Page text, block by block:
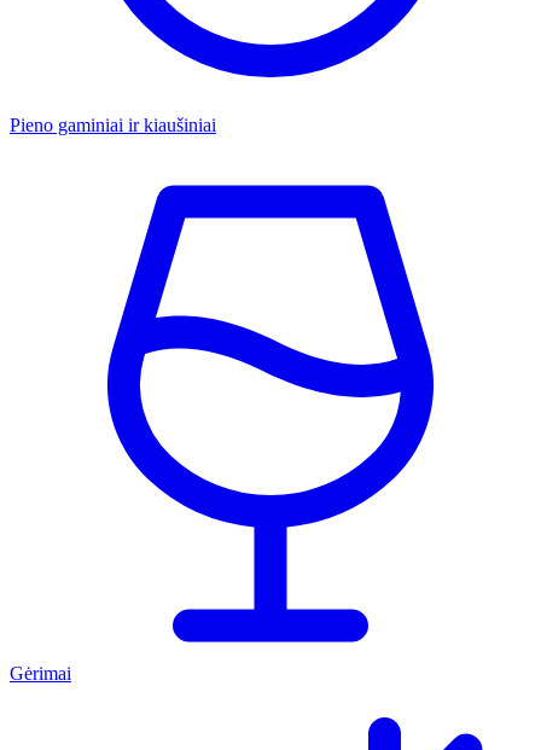
Pieno gaminiai ir kiaušiniai
Gėrimai